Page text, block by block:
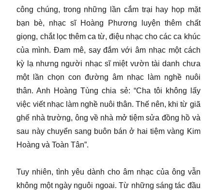
công chúng, trong những lần cắm trại hay họp mặt
bạn bè, nhạc sĩ Hoàng Phương luyện thêm chất
giọng, chắt lọc thêm ca từ, điệu nhạc cho các ca khúc
của mình. Đam mê, say đắm với âm nhạc một cách
kỳ lạ nhưng người nhạc sĩ miệt vườn tài danh chưa
một lần chọn con đường âm nhạc làm nghề nuôi
thân. Anh Hoàng Tùng chia sẻ: “Cha tôi không lấy
việc viết nhạc làm nghề nuôi thân. Thế nên, khi từ giã
ghế nhà trường, ông về nhà mở tiệm sửa đồng hồ và
sau này chuyển sang buôn bán ở hai tiệm vàng Kim
Hoàng và Toàn Tân”.
Tuy nhiên, tình yêu dành cho âm nhạc của ông vẫn
không một ngày nguôi ngoai. Từ những sáng tác đầu